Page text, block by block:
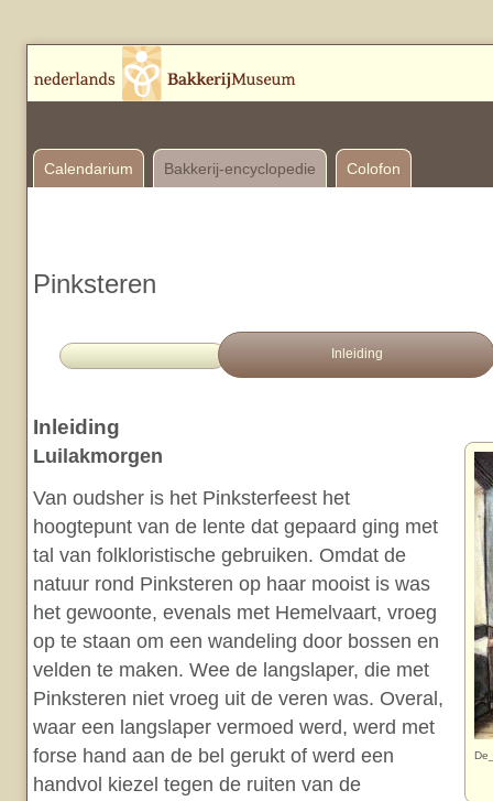
Calendarium Bakkerij-encyclopedie Colofon
Pinksteren
Inleiding
Inleiding
Luilakmorgen
Van oudsher is het Pinksterfeest het
hoogtepunt van de lente dat gepaard ging met
tal van folkloristische gebruiken. Omdat de
natuur rond Pinksteren op haar mooist is was
het gewoonte, evenals met Hemelvaart, vroeg
op te staan om een wandeling door bossen en
velden te maken. Wee de langslaper, die met
Pinksteren niet vroeg uit de veren was. Overal,
waar een langslaper vermoed werd, werd met
forse hand aan de bel gerukt of werd een
handvol kiezel tegen de ruiten van de